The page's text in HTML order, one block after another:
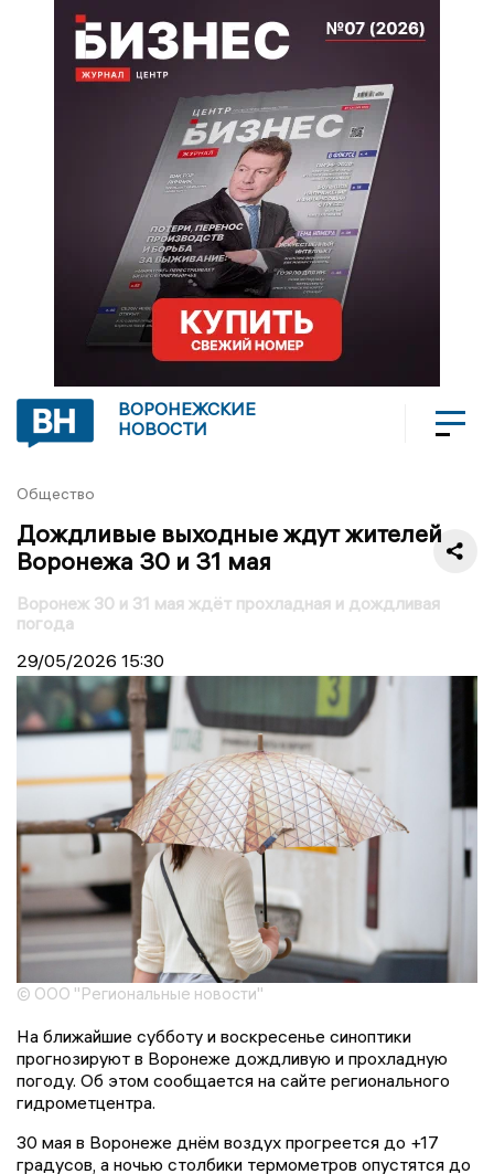
ВОРОНЕЖСКИЕ
НОВОСТИ
Общество
Дождливые выходные ждут жителей
Воронежа 30 и 31 мая
Воронеж 30 и 31 мая ждёт прохладная и дождливая
погода
29/05/2026 15:30
© ООО "Региональные новости"
На ближайшие субботу и воскресенье синоптики
прогнозируют в Воронеже дождливую и прохладную
погоду. Об этом сообщается на сайте регионального
гидрометцентра.
30 мая в Воронеже днём воздух прогреется до +17
градусов, а ночью столбики термометров опустятся до